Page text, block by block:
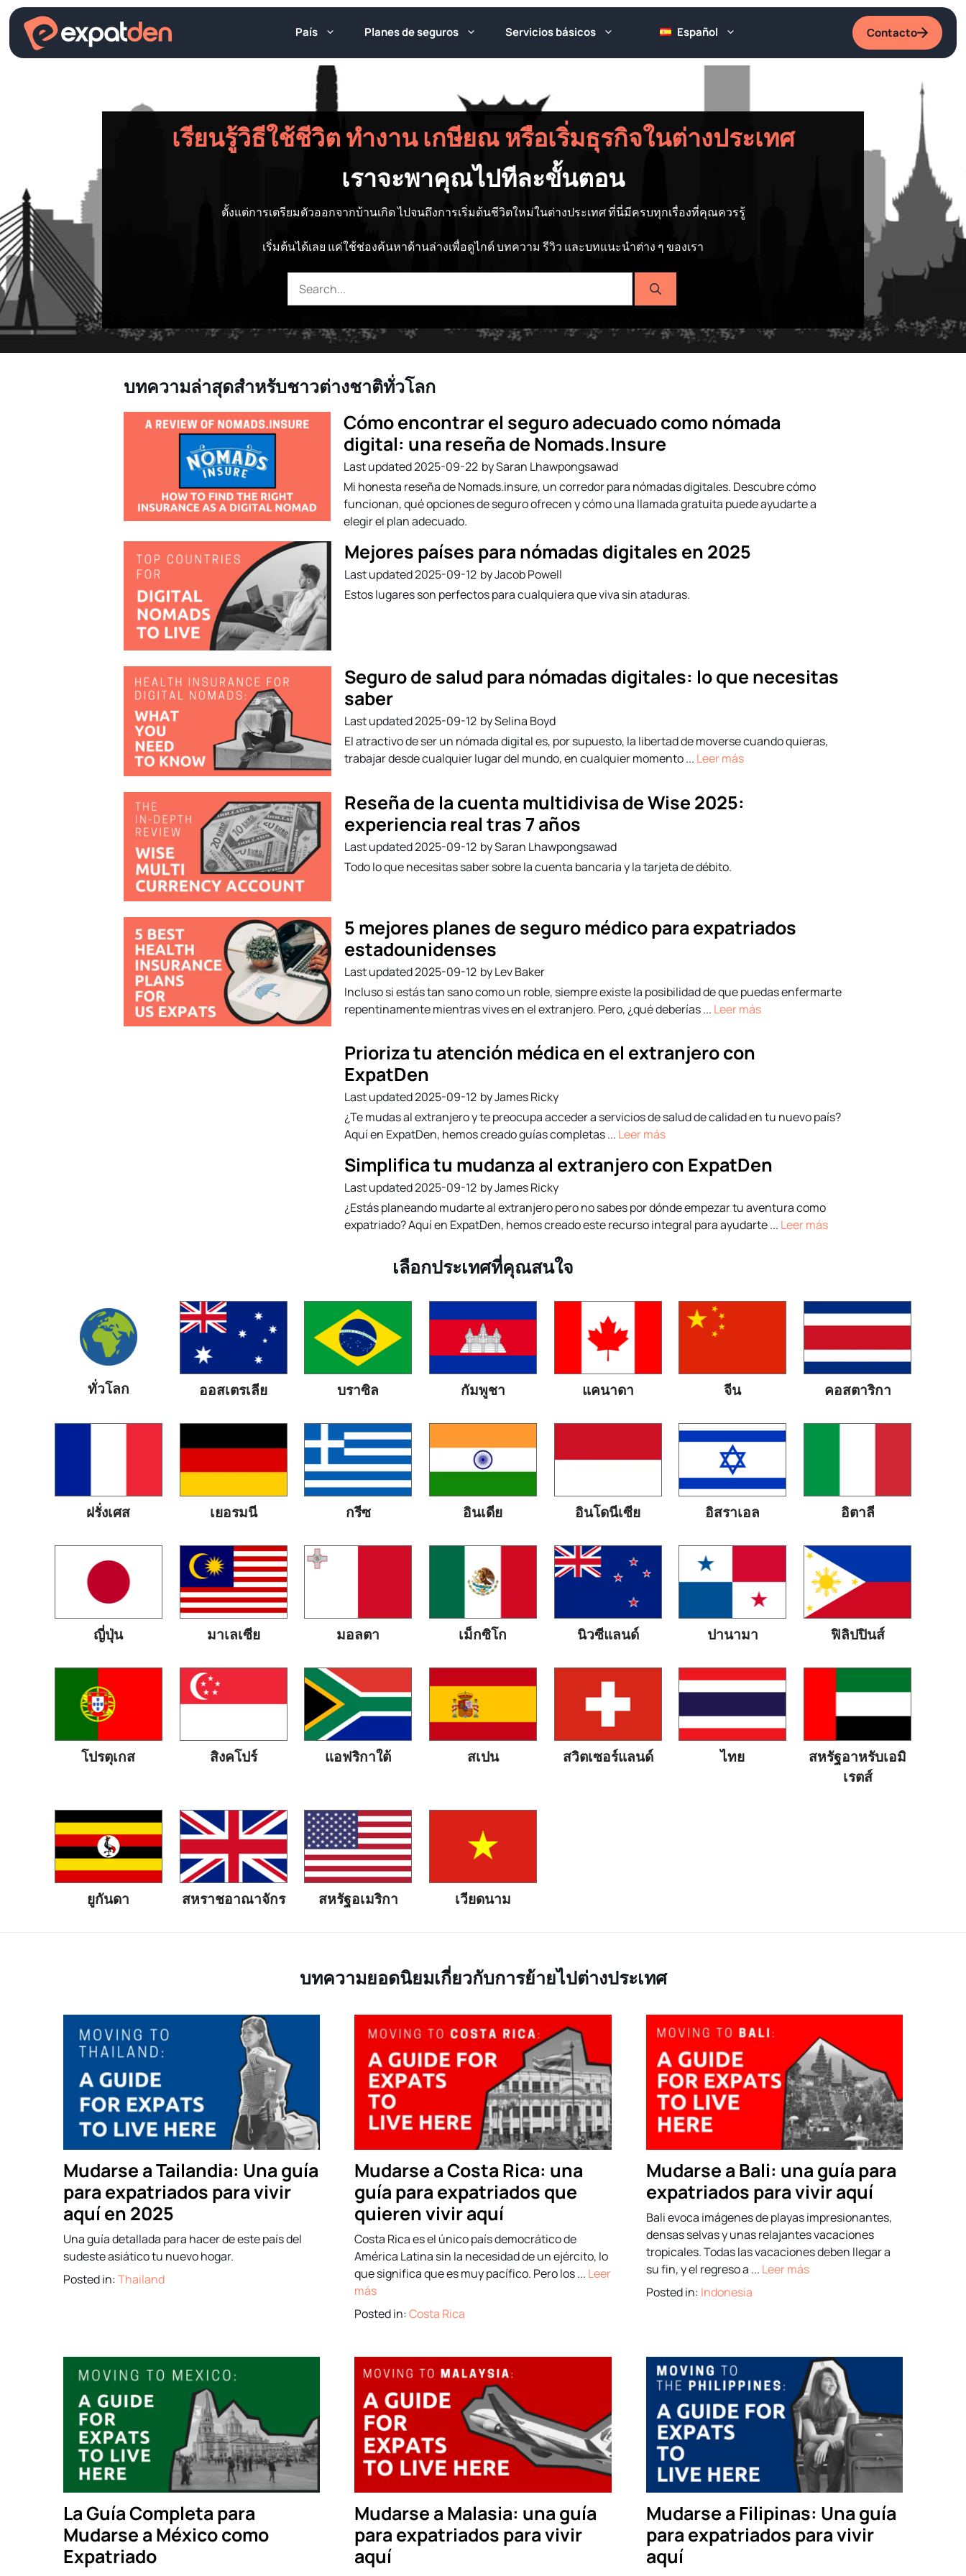
Saltar
contenido
País Planes de seguros Servicios básicos Español Contacto
เรียนรู้วิธีใช้ชีวิต ทำงาน เกษียณ หรือเริ่มธุรกิจในต่างประเทศ
เราจะพาคุณไปทีละขั้นตอน
ตั้งแต่การเตรียมตัวออกจากบ้านเกิด ไปจนถึงการเริ่มต้นชีวิตใหม่ในต่างประเทศ ที่นี่มีครบทุกเรื่องที่คุณควรรู้
เริ่มต้นได้เลย แค่ใช้ช่องค้นหาด้านล่างเพื่อดูไกด์ บทความ รีวิว และบทแนะนำต่าง ๆ ของเรา
for:
บทความล่าสุดสำหรับชาวต่างชาติทั่วโลก
Cómo encontrar el seguro adecuado como nómada
digital: una reseña de Nomads.Insure
2025-09-22 by Saran Lhawpongsawad
Mi honesta reseña de Nomads.insure, un corredor para nómadas digitales. Descubre cómo
funcionan, qué opciones de seguro ofrecen y cómo una llamada gratuita puede ayudarte a
elegir el plan adecuado.
Mejores países para nómadas digitales en 2025
2025-09-12 by Jacob Powell
Estos lugares son perfectos para cualquiera que viva sin ataduras.
Seguro de salud para nómadas digitales: lo que necesitas
saber
2025-09-12 by Selina Boyd
El atractivo de ser un nómada digital es, por supuesto, la libertad de moverse cuando quieras,
trabajar desde cualquier lugar del mundo, en cualquier momento ... Leer más
Reseña de la cuenta multidivisa de Wise 2025:
experiencia real tras 7 años
2025-09-12 by Saran Lhawpongsawad
Todo lo que necesitas saber sobre la cuenta bancaria y la tarjeta de débito.
5 mejores planes de seguro médico para expatriados
estadounidenses
2025-09-12 by Lev Baker
Incluso si estás tan sano como un roble, siempre existe la posibilidad de que puedas enfermarte
repentinamente mientras vives en el extranjero. Pero, ¿qué deberías ... Leer más
Prioriza tu atención médica en el extranjero con
ExpatDen
2025-09-12 by James Ricky
¿Te mudas al extranjero y te preocupa acceder a servicios de salud de calidad en tu nuevo país?
Aquí en ExpatDen, hemos creado guías completas ... Leer más
Simplifica tu mudanza al extranjero con ExpatDen
2025-09-12 by James Ricky
¿Estás planeando mudarte al extranjero pero no sabes por dónde empezar tu aventura como
expatriado? Aquí en ExpatDen, hemos creado este recurso integral para ayudarte ... Leer más
เลือกประเทศที่คุณสนใจ
ทั่วโลก ออสเตรเลีย บราซิล กัมพูชา แคนาดา จีน คอสตาริกา
ฝรั่งเศส เยอรมนี กรีซ อินเดีย อินโดนีเซีย อิสราเอล อิตาลี
ญี่ปุ่น มาเลเซีย มอลตา เม็กซิโก นิวซีแลนด์ ปานามา ฟิลิปปินส์
โปรตุเกส สิงคโปร์ แอฟริกาใต้ สเปน สวิตเซอร์แลนด์ ไทย
สหรัฐอาหรับเอมิ
เรตส์
ยูกันดา สหราชอาณาจักร สหรัฐอเมริกา เวียดนาม
บทความยอดนิยมเกี่ยวกับการย้ายไปต่างประเทศ
Mudarse a Tailandia: Una guía
para expatriados para vivir
aquí en 2025
Posted in:Thailand
Una guía detallada para hacer de este país del
sudeste asiático tu nuevo hogar.
Mudarse a Costa Rica: una
guía para expatriados que
quieren vivir aquí
Posted in:Costa Rica
Costa Rica es el único país democrático de
América Latina sin la necesidad de un ejército, lo
que significa que es muy pacífico. Pero los ... Leer
más
Mudarse a Bali: una guía para
expatriados para vivir aquí
Posted in: Indonesia
Bali evoca imágenes de playas impresionantes,
densas selvas y unas relajantes vacaciones
tropicales. Todas las vacaciones deben llegar a
su fin, y el regreso a ... Leer más
La Guía Completa para
Mudarse a México como
Expatriado
Mudarse a Malasia: una guía
para expatriados para vivir
aquí
Mudarse a Filipinas: Una guía
para expatriados para vivir
aquí